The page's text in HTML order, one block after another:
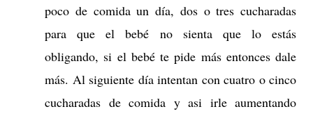
poco de comida un día, dos o tres cucharadas
para que el bebé no sienta que lo estás
obligando, si el bebé te pide más entonces dale
más. Al siguiente día intentan con cuatro o cinco
cucharadas de comida y asi irle aumentando